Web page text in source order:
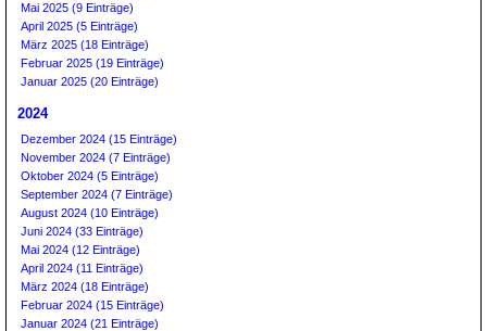
Mai 2025 (9 Einträge)
April 2025 (5 Einträge)
März 2025 (18 Einträge)
Februar 2025 (19 Einträge)
Januar 2025 (20 Einträge)
2024
Dezember 2024 (15 Einträge)
November 2024 (7 Einträge)
Oktober 2024 (5 Einträge)
September 2024 (7 Einträge)
August 2024 (10 Einträge)
Juni 2024 (33 Einträge)
Mai 2024 (12 Einträge)
April 2024 (11 Einträge)
März 2024 (18 Einträge)
Februar 2024 (15 Einträge)
Januar 2024 (21 Einträge)